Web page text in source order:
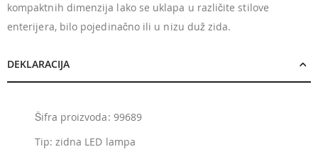
kompaktnih dimenzija lako se uklapa u različite stilove
enterijera, bilo pojedinačno ili u nizu duž zida.
DEKLARACIJA
Šifra proizvoda: 99689
Tip: zidna LED lampa